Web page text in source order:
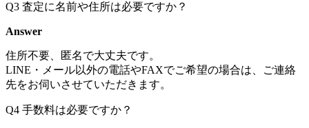
Q3 査定に名前や住所は必要ですか？
Answer
住所不要、匿名で大丈夫です。
LINE・メール以外の電話やFAXでご希望の場合は、ご連絡
先をお伺いさせていただきます。
Q4 手数料は必要ですか？